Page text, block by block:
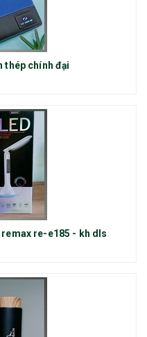
thép chính đại
re-e185 - kh dls